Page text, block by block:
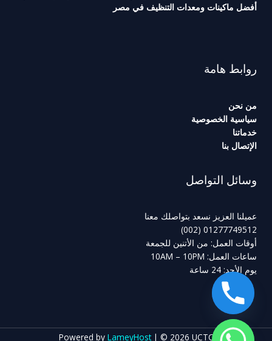
أفضل ماكينات ومعدات التنظيف في مصر
روابط هامة
من نحن
سياسية الخصوصية
خدماتنا
الإتصال بنا
وسائل التواصل
عميلنا العزيز نسعد بتواصلك معنا
01277749512 (002)
أوقات العمل: من الأتنين للجمعة
ساعات العمل: 10AM – 10PM
يوم الأحد: 24 ساعة
Powered by LameyHost| © 2026 UCTC